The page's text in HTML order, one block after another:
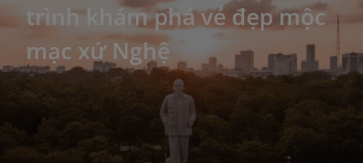
trình khám phá vẻ đẹp mộc
mạc xứ Nghệ